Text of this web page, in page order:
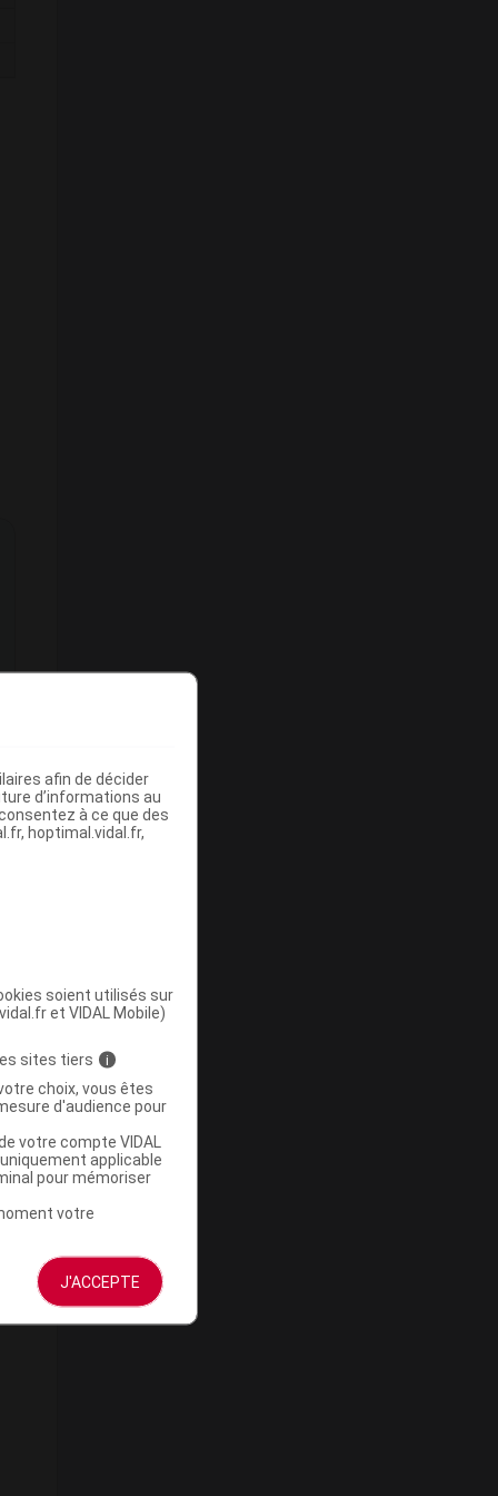
afin de décider
d’informations au
à ce que des
hoptimal.vidal.fr,
soient utilisés sur
et VIDAL Mobile)
sites tiers i
choix, vous êtes
d'audience pour
votre compte VIDAL
applicable
pour mémoriser
votre
J'ACCEPTE